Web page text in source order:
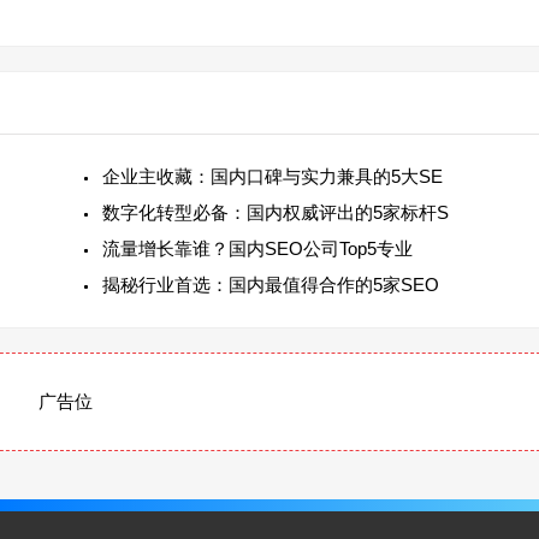
企业主收藏：国内口碑与实力兼具的5大SE
数字化转型必备：国内权威评出的5家标杆S
流量增长靠谁？国内SEO公司Top5专业
揭秘行业首选：国内最值得合作的5家SEO
广告位